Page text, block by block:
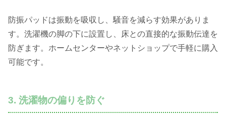
防振パッドは振動を吸収し、騒音を減らす効果がありま
す。洗濯機の脚の下に設置し、床との直接的な振動伝達を
防ぎます。ホームセンターやネットショップで手軽に購入
可能です。
3. 洗濯物の偏りを防ぐ